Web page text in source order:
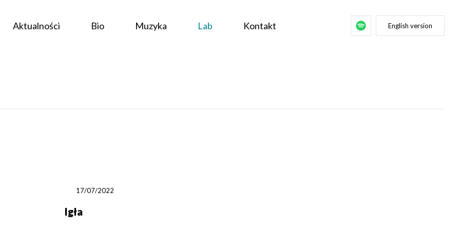
Aktualności Bio Muzyka Lab Kontakt English version
17/07/2022
Igła